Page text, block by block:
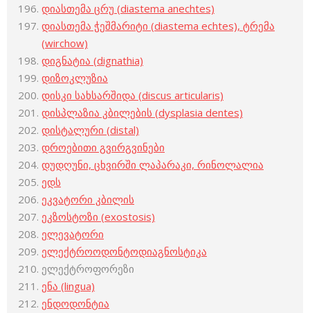
დიასთემა ცრუ (diastema anechtes)
დიასთემა ჭეშმარიტი (diastema echtes), ტრემა
(wirchow)
დიგნატია (dignathia)
დიზოკლუზია
დისკი სახსარშიდა (discus articularis)
დისპლაზია კბილების (dysplasia dentes)
დისტალური (distal)
დროებითი გვირგვინები
დუდღუნი, ცხვირში ლაპარაკი, რინოლალია
ედს
ეკვატორი კბილის
ეკზოსტოზი (exostosis)
ელევატორი
ელექტროოდონტოდიაგნოსტიკა
ელექტროფორეზი
ენა (lingua)
ენდოდონტია